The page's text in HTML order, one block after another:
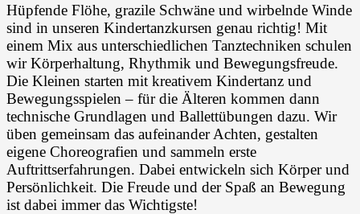
Hüpfende Flöhe, grazile Schwäne und wirbelnde Winde
sind in unseren Kindertanzkursen genau richtig! Mit
einem Mix aus unterschiedlichen Tanztechniken schulen
wir Körperhaltung, Rhythmik und Bewegungsfreude.
Die Kleinen starten mit kreativem Kindertanz und
Bewegungsspielen – für die Älteren kommen dann
technische Grundlagen und Ballettübungen dazu. Wir
üben gemeinsam das aufeinander Achten, gestalten
eigene Choreografien und sammeln erste
Auftrittserfahrungen. Dabei entwickeln sich Körper und
Persönlichkeit. Die Freude und der Spaß an Bewegung
ist dabei immer das Wichtigste!